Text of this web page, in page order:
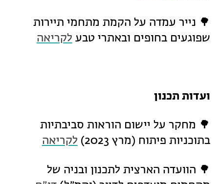
🌳 נייר עמדה על הקמת מתחמי תיירות
שפוגעים בחופים ובאתרי טבע לקריאה
ועדות תכנון
🌳 מחקר על יישום הוראות סביבתיות
בתוכניות פיתוח (מרץ 2023)
לקריאה
🌳 הוועדה הארצית לתכנון ובניה של